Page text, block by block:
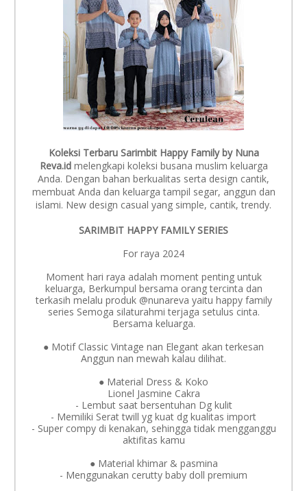
Koleksi Terbaru Sarimbit Happy Family by Nuna
Reva.id melengkapi koleksi busana muslim keluarga
Anda. Dengan bahan berkualitas serta design cantik,
membuat Anda dan keluarga tampil segar, anggun dan
islami. New design casual yang simple, cantik, trendy.
SARIMBIT HAPPY FAMILY SERIES
For raya 2024
Moment hari raya adalah moment penting untuk
keluarga, Berkumpul bersama orang tercinta dan
terkasih melalu produk @nunareva yaitu happy family
series Semoga silaturahmi terjaga setulus cinta.
Bersama keluarga.
● Motif Classic Vintage nan Elegant akan terkesan
Anggun nan mewah kalau dilihat.
● Material Dress & Koko
Lionel Jasmine Cakra
- Lembut saat bersentuhan Dg kulit
- Memiliki Serat twill yg kuat dg kualitas import
- Super compy di kenakan, sehingga tidak mengganggu
aktifitas kamu
● Material khimar & pasmina
- Menggunakan cerutty baby doll premium